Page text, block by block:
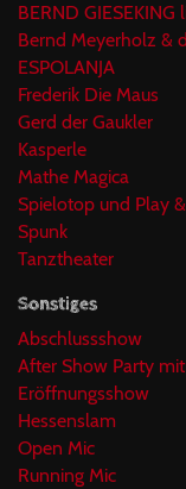
BERND GIESEKING
Bernd Meyerholz &
ESPOLANJA
Frederik Die Maus
Gerd der Gaukler
Kasperle
Mathe Magica
Spielotop und Play
Spunk
Tanztheater
Sonstiges
Abschlussshow
After Show Party
Eröffnungsshow
Hessenslam
Open Mic
Running Mic